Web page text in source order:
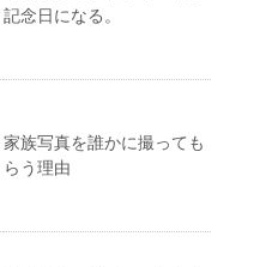
記念日になる。
家族写真を誰かに撮っても
らう理由